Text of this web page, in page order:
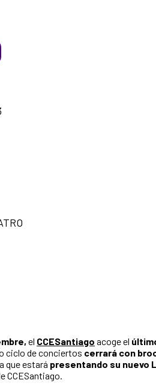
el CCESantiago acoge el
ciclo de conciertos cerrará con
que estará presentando su nuevo
CCESantiago.